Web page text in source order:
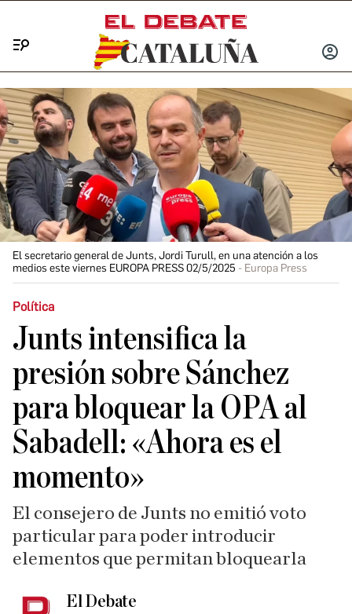
INICIAR
El secretario general de Junts, Jordi Turull, en una atención a los
medios este viernes EUROPA PRESS 02/5/2025
Europa Press
Política
Junts intensifica la
presión sobre Sánchez
para bloquear la OPA al
Sabadell: «Ahora es el
momento»
El consejero de Junts no emitió voto
particular para poder introducir
elementos que permitan bloquearla
El Debate